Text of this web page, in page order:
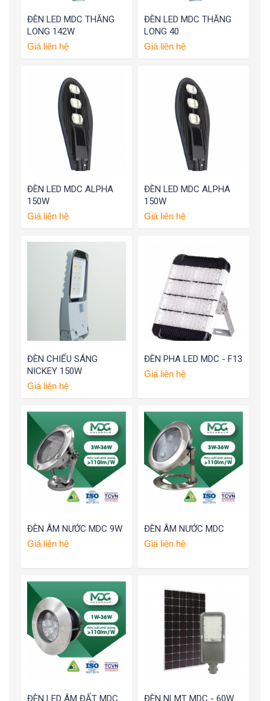
ĐÈN LED MDC THĂNG
LONG 142W
Giá liên hệ
ĐÈN LED MDC THĂNG
LONG 40
Giá liên hệ
ĐÈN LED MDC ALPHA
150W
Giá liên hệ
ĐÈN LED MDC ALPHA
150W
Giá liên hệ
ĐÈN CHIẾU SÁNG
NICKEY 150W
Giá liên hệ
ĐÈN PHA LED MDC - F13
Giá liên hệ
ĐÈN ÂM NƯỚC MDC 9W
Giá liên hệ
ĐÈN ÂM NƯỚC MDC
Giá liên hệ
ĐÈN LED ÂM ĐẤT MDC ĐÈN NLMT MDC - 60W